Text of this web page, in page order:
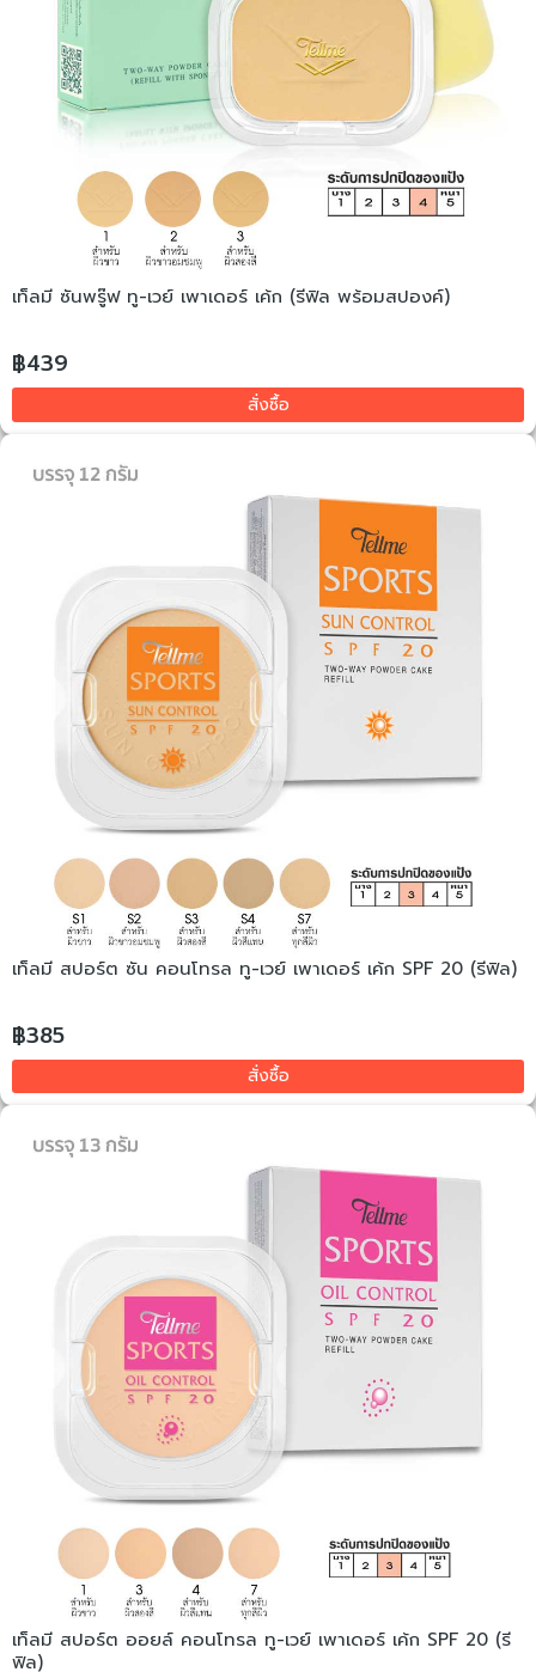
เท็ลมี ซันพรู๊ฟ ทู-เวย์ เพาเดอร์ เค้ก (รีฟิล พร้อมสปองค์)
฿439
สั่งซื้อ
เท็ลมี สปอร์ต ซัน คอนโทรล ทู-เวย์ เพาเดอร์ เค้ก SPF 20 (รีฟิล)
฿385
สั่งซื้อ
เท็ลมี สปอร์ต ออยล์ คอนโทรล ทู-เวย์ เพาเดอร์ เค้ก SPF 20 (รี
ฟิล)